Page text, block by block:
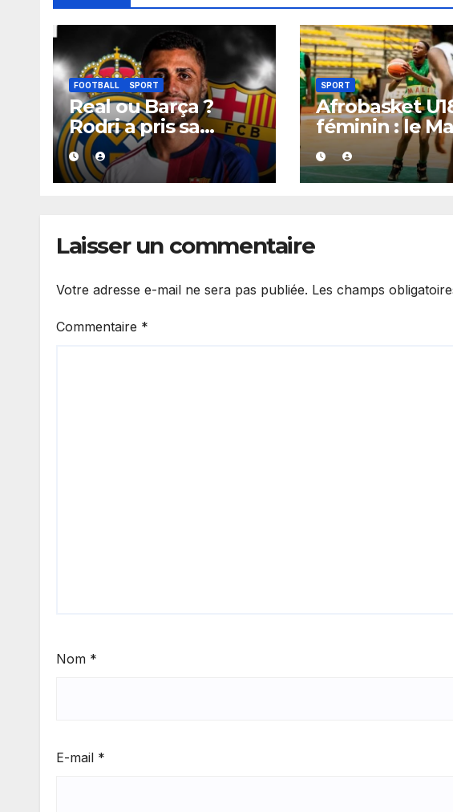
FOOTBALL SPORT
Real ou Barça ?
Rodri a pris sa
décision, un choix
qui pourrait faire
grand bruit sur le
SPORT
Afrobasket
féminin : le
inflige une
correction
historique au
Laisser un commentaire
Votre adresse e-mail ne sera pas publiée. Les champs
Commentaire *
Nom *
E-mail *